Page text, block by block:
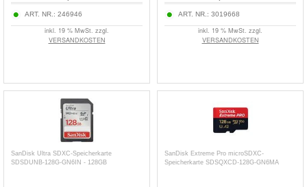
ART. NR.: 246946
inkl. 19 % MwSt. zzgl.
VERSANDKOSTEN
ART. NR.: 3019668
inkl. 19 % MwSt. zzgl.
VERSANDKOSTEN
SanDisk Ultra SDXC-Speicherkarte
SDSDUNB-128G-GN6IN - 128GB
SanDisk Extreme Pro microSDXC-
Speicherkarte SDSQXCD-128G-GN6MA